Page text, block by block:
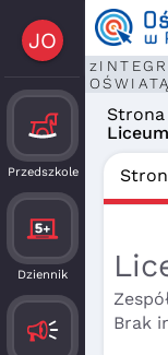
JO
Przedszkole
Dziennik
OŚWIATĄ
Strona
Brak